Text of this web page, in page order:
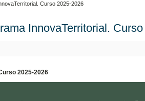
Curso 2025-2026
InnovaTerritorial.
2025-2026